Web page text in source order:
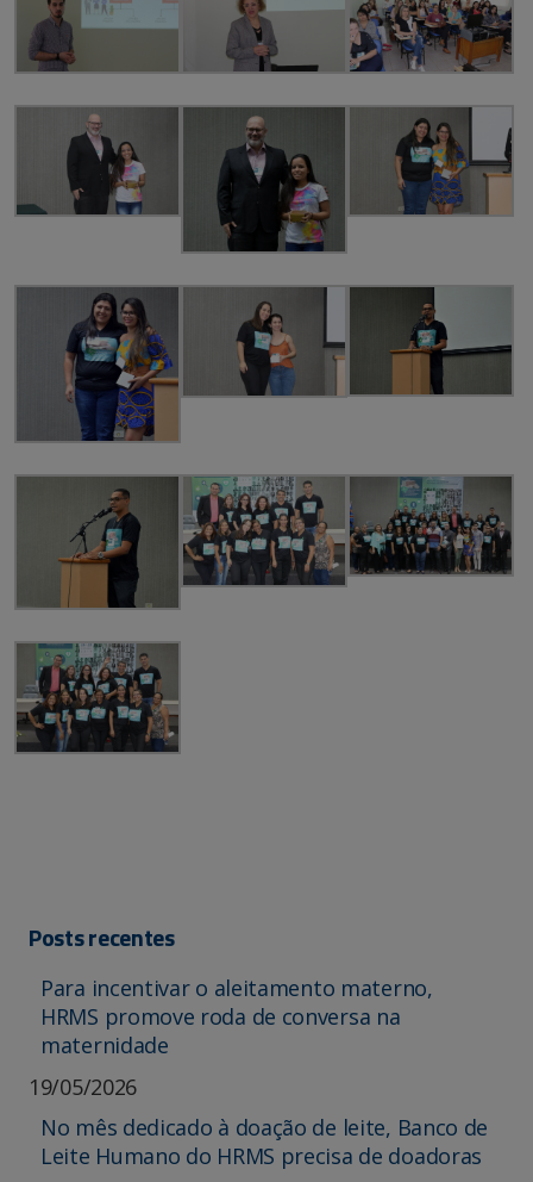
Posts recentes
Para incentivar o aleitamento materno,
HRMS promove roda de conversa na
maternidade
19/05/2026
No mês dedicado à doação de leite, Banco de
Leite Humano do HRMS precisa de doadoras